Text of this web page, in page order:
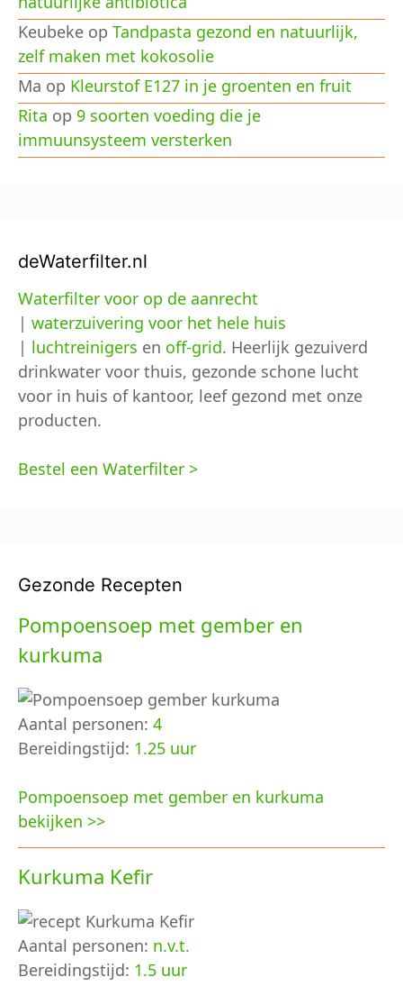
Keubeke op Tandpasta gezond en natuurlijk,
zelf maken met kokosolie
Ma op Kleurstof E127 in je groenten en fruit
Rita op 9 soorten voeding die je
immuunsysteem versterken
deWaterfilter.nl
Waterfilter voor op de aanrecht
| waterzuivering voor het hele huis
| luchtreinigers en off-grid. Heerlijk gezuiverd
drinkwater voor thuis, gezonde schone lucht
voor in huis of kantoor, leef gezond met onze
producten.
Bestel een Waterfilter >
Gezonde Recepten
Pompoensoep met gember en
kurkuma
Aantal personen: 4
Bereidingstijd: 1.25 uur
Pompoensoep met gember en kurkuma
bekijken >>
Kurkuma Kefir
Aantal personen: n.v.t.
Bereidingstijd: 1.5 uur